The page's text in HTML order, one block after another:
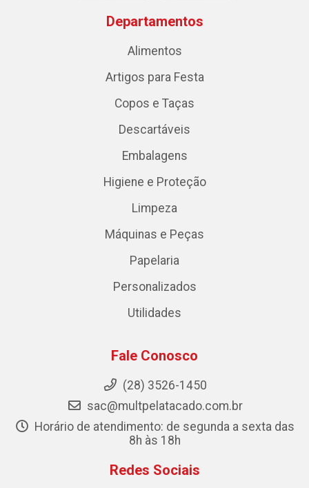
Departamentos
Alimentos
Artigos para Festa
Copos e Taças
Descartáveis
Embalagens
Higiene e Proteção
Limpeza
Máquinas e Peças
Papelaria
Personalizados
Utilidades
Fale Conosco
(28) 3526-1450
sac@multpelatacado.com.br
Horário de atendimento: de segunda a sexta das
8h às 18h
Redes Sociais